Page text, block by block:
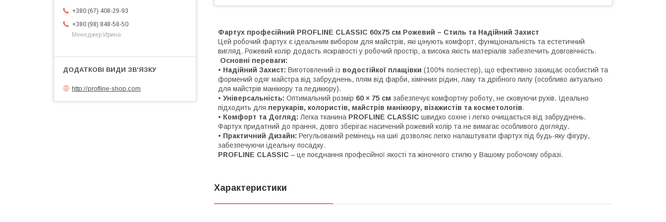
Фартух професійний PROFLINE CLASSIC 60х75 см Рожевий – Стиль та Надійний Захист
​Цей робочий фартух є ідеальним вибором для майстрів, які цінують комфорт, функціональність та естетичний
вигляд. Рожевий колір додасть яскравості у робочий простір, а висока якість матеріалів забезпечить довговічність.
Основні переваги:
• ​ Надійний Захист: Виготовлений із водостійкої плащівки (100% поліестер), що ефективно захищає особистий та
формений одяг майстра від забруднень, плям від фарби, хімічних рідин, лаку та дрібного пилу (особливо актуально
для майстрів манікюру та педикюру).
• ​ Універсальність: Оптимальний розмір 60 × 75 см забезпечує комфортну роботу, не сковуючи рухів. Ідеально
підходить для перукарів, колористів, майстрів манікюру, візажистів та косметологів.
• ​ Комфорт та Догляд: Легка тканина PROFLINE CLASSIC швидко сохне і легко очищається від забруднень.
Фартух придатний до прання, довго зберігає насичений рожевий колір та не вимагає особливого догляду.
• ​ Практичний Дизайн: Регульований ремінець на шиї дозволяє легко налаштувати фартух під будь-яку фігуру,
забезпечуючи ідеальну посадку.
PROFLINE CLASSIC – це поєднання професійної якості та жіночного стилю у Вашому робочому образі.
Характеристики
+380 (67) 408-29-93
+380 (98) 848-58-50
Менеджер Ирина
http://profline-shop.com